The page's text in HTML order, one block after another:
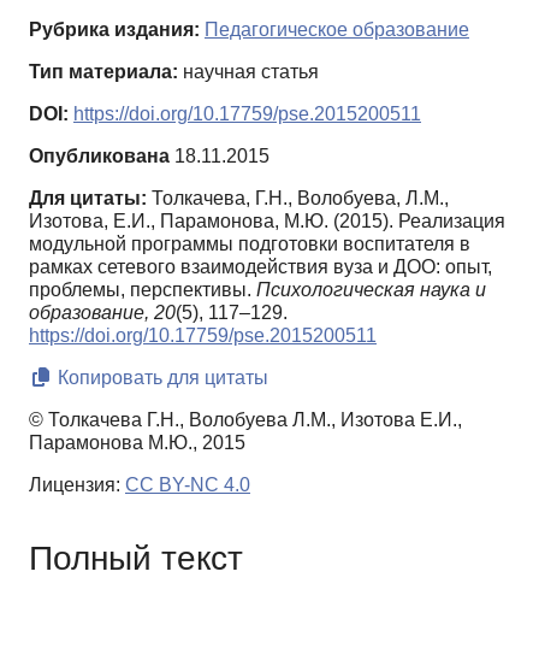
Рубрика издания: Педагогическое образование
Тип материала: научная статья
DOI: https://doi.org/10.17759/pse.2015200511
Опубликована 18.11.2015
Для цитаты: Толкачева, Г.Н., Волобуева, Л.М.,
Изотова, Е.И., Парамонова, М.Ю. (2015). Реализация
модульной программы подготовки воспитателя в
рамках сетевого взаимодействия вуза и ДОО: опыт,
проблемы, перспективы. Психологическая наука и
образование, 20(5), 117–129.
https://doi.org/10.17759/pse.2015200511
Копировать для цитаты
© Толкачева Г.Н., Волобуева Л.М., Изотова Е.И.,
Парамонова М.Ю., 2015
Лицензия: CC BY-NC 4.0
Полный текст